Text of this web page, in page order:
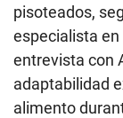
pisoteados,
especialista en
entrevista con
adaptabilidad
alimento